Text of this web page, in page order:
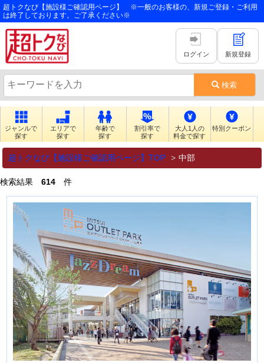
超トクなび【施設様ご確認用ページ】 ※一般のお客様の、新規ご登録・ご利用
は終了しております。ご了承ください※
検索
ログイン 新規登録
ジャンルで
探す
エリアで
探す
年齢で
探す
割引率で
探す
大人1人の
料金で探す
特別クーポン
超トクなび【施設様ご確認用ページ】TOP 中部
検索結果 614 件